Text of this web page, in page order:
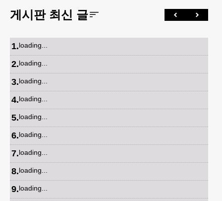
게시판 최신 글
1.loading...
2.loading...
3.loading...
4.loading...
5.loading...
6.loading...
7.loading...
8.loading...
9.loading...